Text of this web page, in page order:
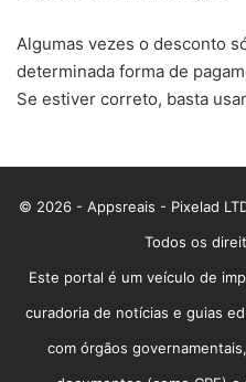
Algumas vezes o desconto
determinada forma de
Se estiver correto, basta
© 2026 - Appsreais - Pixelad
Todos os
Este portal é um veículo de
curadoria de notícias e guias
com órgãos